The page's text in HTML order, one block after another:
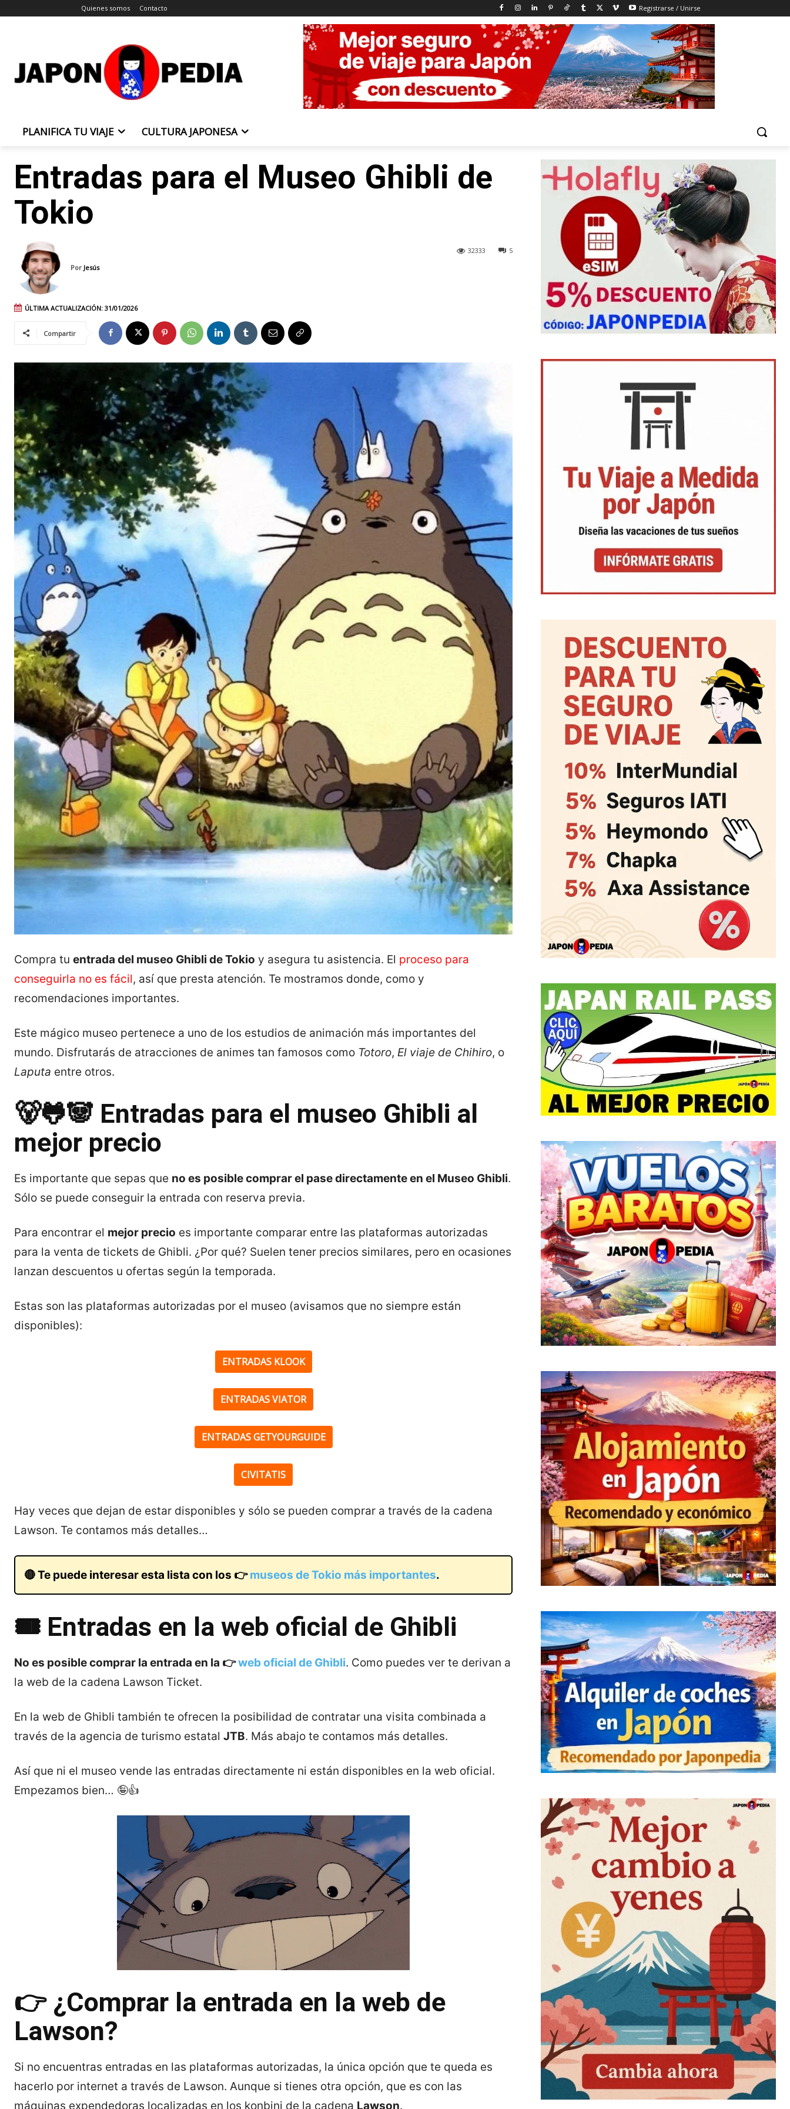
Registrarse / Unirse
Quienes somos Contacto
PLANIFICA TU VIAJE CULTURA JAPONESA
Entradas para el Museo Ghibli de
Tokio
5
32333
Por Jesús
ÚLTIMA ACTUALIZACIÓN: 31/01/2026
Compartir
Compra tu entrada del museo Ghibli deTokio y asegura tu asistencia. El proceso para
conseguirla no es fácil, así que presta atención. Te mostramos donde, como y
recomendaciones importantes.
Este mágico museo pertenece a uno de los estudios de animación más importantes del
mundo. Disfrutarás de atracciones de animes tan famosos como Totoro, El viaje de Chihiro, o
Laputa entre otros.
🐻🐸🐼 Entradas para el museo Ghibli al
mejor precio
Es importante que sepas que no es posible comprar el pase directamente en el Museo Ghibli.
Sólo se puede conseguir la entrada con reserva previa.
Para encontrar el mejor precio es importante comparar entre las plataformas autorizadas
para la venta de tickets de Ghibli. ¿Por qué? Suelen tener precios similares, pero en ocasiones
lanzan descuentos u ofertas según la temporada.
Estas son las plataformas autorizadas por el museo (avisamos que no siempre están
disponibles):
ENTRADAS KLOOK
ENTRADAS VIATOR
ENTRADAS GETYOURGUIDE
CIVITATIS
Hay veces que dejan de estar disponibles y sólo se pueden comprar a través de la cadena
Lawson. Te contamos más detalles…
🔴 Te puede interesar esta lista con los 👉museos de Tokio más importantes.
🎟️ Entradas en la web oficial de Ghibli
No es posible comprar la entrada en la 👉web oficial de Ghibli. Como puedes ver te derivan a
la web de la cadena Lawson Ticket.
En la web de Ghibli también te ofrecen la posibilidad de contratar una visita combinada a
través de la agencia de turismo estatal JTB. Más abajo te contamos más detalles.
Así que ni el museo vende las entradas directamente ni están disponibles en la web oficial.
Empezamos bien… 🤪👍
👉 ¿Comprar la entrada en la web de
Lawson?
Si no encuentras entradas en las plataformas autorizadas, la única opción que te queda es
hacerlo por internet a través de Lawson. Aunque si tienes otra opción, que es con las
máquinas expendedoras localizadas en los konbini de la cadena Lawson.